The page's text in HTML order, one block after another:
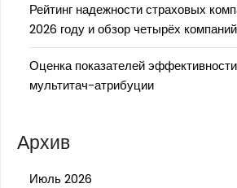
Рейтинг надежности страховых
2026 году и обзор четырёх
Оценка показателей
мультитач-атрибуции
Архив
Июль 2026